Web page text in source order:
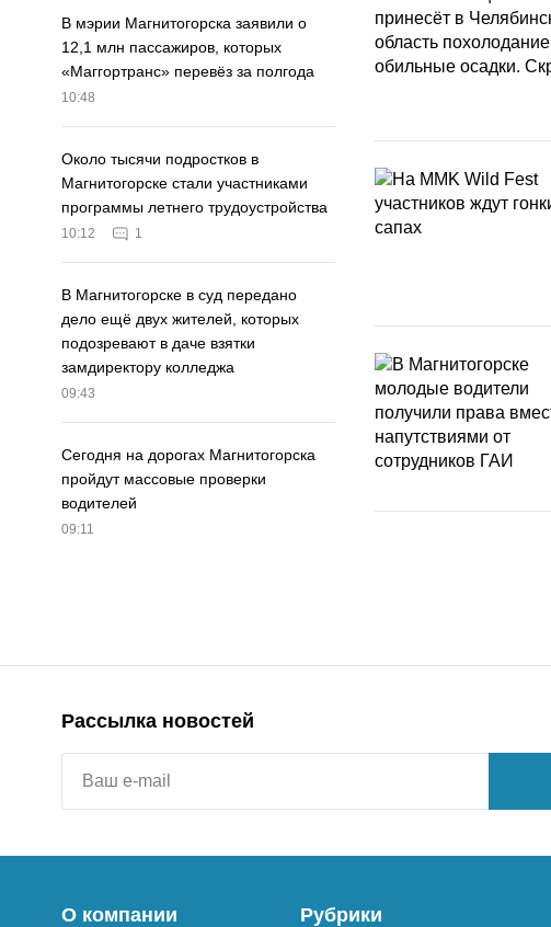
В мэрии Магнитогорска заявили о
12,1 млн пассажиров, которых
«Маггортранс» перевёз за полгода
10:48
Около тысячи подростков в
Магнитогорске стали участниками
программы летнего трудоустройства
10:12 1
В Магнитогорске в суд передано
дело ещё двух жителей, которых
подозревают в даче взятки
замдиректору колледжа
09:43
Сегодня на дорогах Магнитогорска
пройдут массовые проверки
водителей
09:11
Рассылка новостей
О компании Рубрики